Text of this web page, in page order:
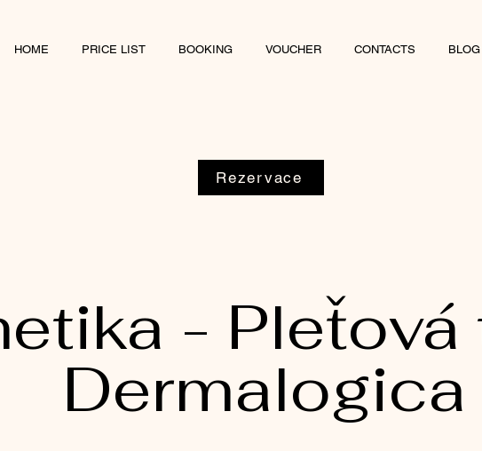
HOME PRICE LIST BOOKING VOUCHER CONTACTS BLOG
Rezervace
- Pleťová
Dermalogica